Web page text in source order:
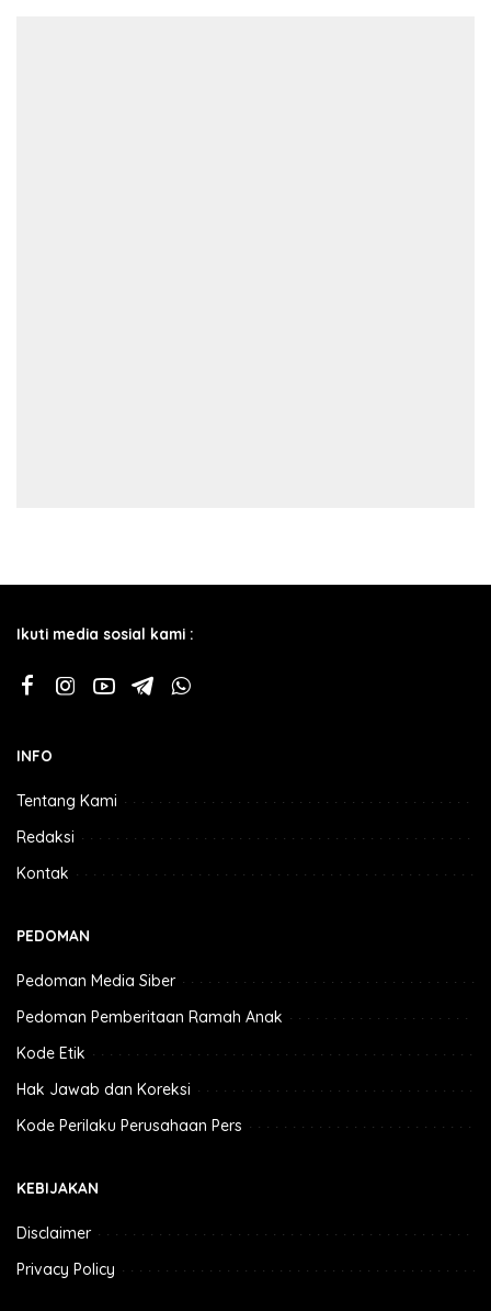
Ikuti media sosial kami :
INFO
Tentang Kami
Redaksi
Kontak
PEDOMAN
Pedoman Media Siber
Pedoman Pemberitaan Ramah Anak
Kode Etik
Hak Jawab dan Koreksi
Kode Perilaku Perusahaan Pers
KEBIJAKAN
Disclaimer
Privacy Policy